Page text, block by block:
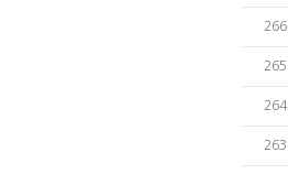
266
265
264
263